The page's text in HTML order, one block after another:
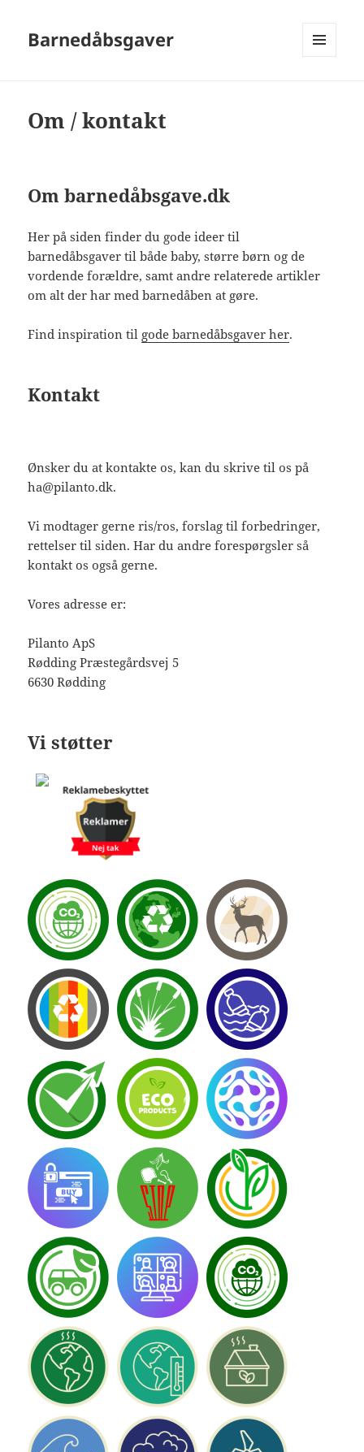
Barnedåbsgaver
Om / kontakt
Om barnedåbsgave.dk
Her på siden finder du gode ideer til
barnedåbsgaver til både baby, større børn og de
vordende forældre, samt andre relaterede artikler
om alt der har med barnedåben at gøre.
Find inspiration til gode barnedåbsgaver her.
Kontakt
Ønsker du at kontakte os, kan du skrive til os på
ha@pilanto.dk.
Vi modtager gerne ris/ros, forslag til forbedringer,
rettelser til siden. Har du andre forespørgsler så
kontakt os også gerne.
Vores adresse er:
Pilanto ApS
Rødding Præstegårdsvej 5
6630 Rødding
Vi støtter